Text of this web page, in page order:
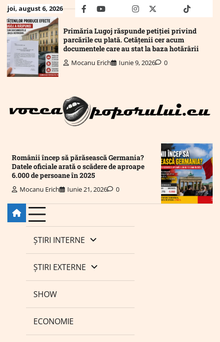
Skip
to
content
joi, august 6, 2026 facebookyoutubeMailinstagram
twitter truthtiktok
Primăria Lugoj răspunde petiției privind
parcările cu plată. Cetățenii cer acum
documentele care au stat la baza hotărârii
Mocanu Erich Iunie 9, 2026 0
Românii încep să părăsească Germania?
Datele oficiale arată o scădere de aproape
6.000 de persoane în 2025
Mocanu Erich Iunie 21, 2026 0
ȘTIRI INTERNE
ȘTIRI EXTERNE
SHOW
ECONOMIE